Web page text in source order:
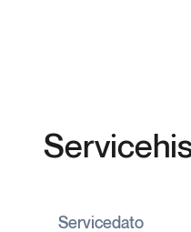
Servicedato